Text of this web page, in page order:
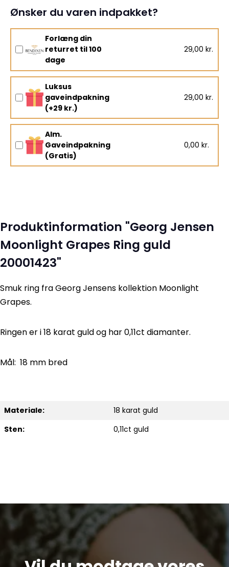
Ønsker du varen indpakket?
Forlæng din
returret til 100
dage
29,00 kr.
Luksus
gaveindpakning
(+29 kr.)
29,00 kr.
Alm.
Gaveindpakning
(Gratis)
0,00 kr.
Produktinformation "Georg Jensen
Moonlight Grapes Ring guld
20001423"
Smuk ring fra Georg Jensens kollektion Moonlight
Grapes.
Ringen er i 18 karat guld og har 0,11ct diamanter.
Mål: 18 mm bred
Materiale:
18 karat guld
Sten:
0,11ct guld